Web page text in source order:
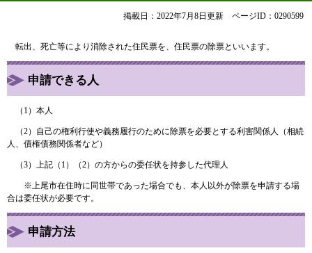
掲載日：2022年7月8日更新 ページID：0290599
転出、死亡等により消除された住民票を、住民票の除票といいます。
申請できる人
（1）本人
（2）自己の権利行使や義務履行のために除票を必要とする利害関係人（相続
人、債権債務関係者など）
（3）上記（1）（2）の方からの委任状を持参した代理人
※上尾市在住時に同世帯であった場合でも、本人以外が除票を申請する場
合は委任状が必要です。
申請方法